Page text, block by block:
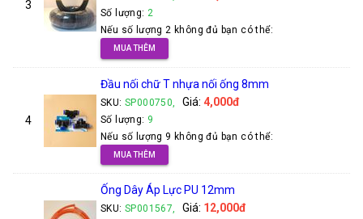
3
Số lượng: 2
Nếu số lượng 2 không đủ bạn có thể:
MUA THÊM
4
Đầu nối chữ T nhựa nối ống 8mm
SKU: SP000750, Giá: 4,000đ
Số lượng: 9
Nếu số lượng 9 không đủ bạn có thể:
MUA THÊM
Ống Dây Áp Lực PU 12mm
SKU: SP001567, Giá: 12,000đ